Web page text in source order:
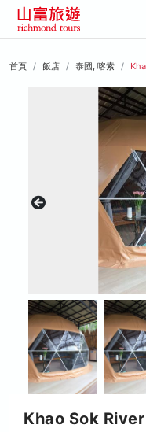
首頁 飯店 泰國, 喀索
Khao Sok